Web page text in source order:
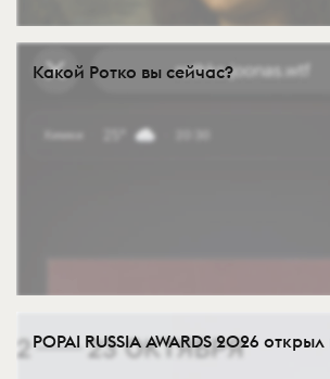
Какой Ротко вы сейчас?
POPAI RUSSIA AWARDS 2026